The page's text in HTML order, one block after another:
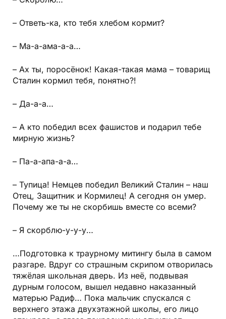
– Ответь-ка, кто тебя хлебом кормит?
– Ма-а-ама-а-а…
– Ах ты, поросёнок! Какая-такая мама – товарищ
Сталин кормил тебя, понятно?!
– Да-а-а…
– А кто победил всех фашистов и подарил тебе
мирную жизнь?
– Па-а-апа-а-а…
– Тупица! Немцев победил Великий Сталин – наш
Отец, Защитник и Кормилец! А сегодня он умер.
Почему же ты не скорбишь вместе со всеми?
– Я скорблю-у-у-у…
…Подготовка к траурному митингу была в самом
разгаре. Вдруг со страшным скрипом отворилась
тяжёлая школьная дверь. Из неё, подвывая
дурным голосом, вышел недавно наказанный
матерью Радиф… Пока мальчик спускался с
верхнего этажа двухэтажной школы, его лицо